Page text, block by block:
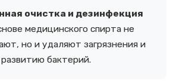
очистка и дезинфекция
медицинского спирта не
но и удаляют загрязнения и
бактерий.